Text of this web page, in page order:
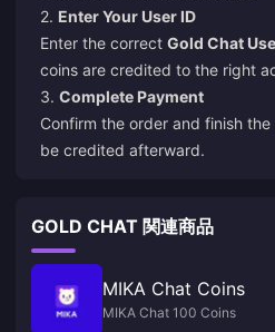
2. Enter Your User ID
Enter the correct Gold Chat
coins are credited to the right
3. Complete Payment
Confirm the order and finish
be credited afterward.
GOLD CHAT 関連商品
MIKA Chat Coins
MIKA Chat 100 Coins